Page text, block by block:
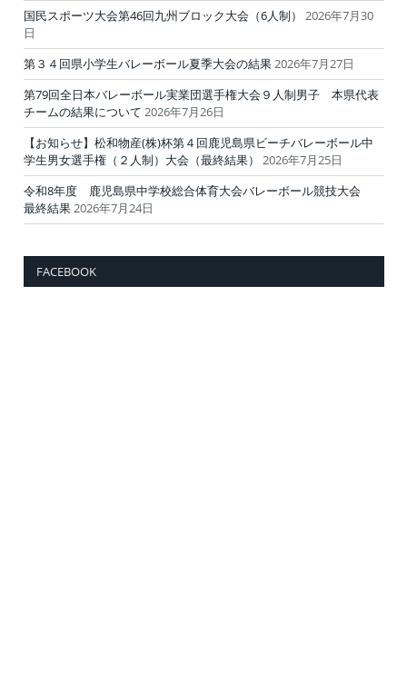
国民スポーツ大会第46回九州ブロック大会（6人制）
2026年7月30
日
第３４回県小学生バレーボール夏季大会の結果2026年7月27日
第79回全日本バレーボール実業団選手権大会９人制男子 本県代表
チームの結果について 2026年7月26日
【お知らせ】松和物産(株)杯第４回鹿児島県ビーチバレーボール中
学生男女選手権（２人制）大会（最終結果）
2026年7月25日
令和8年度 鹿児島県中学校総合体育大会バレーボール競技大会
最終結果2026年7月24日
FACEBOOK